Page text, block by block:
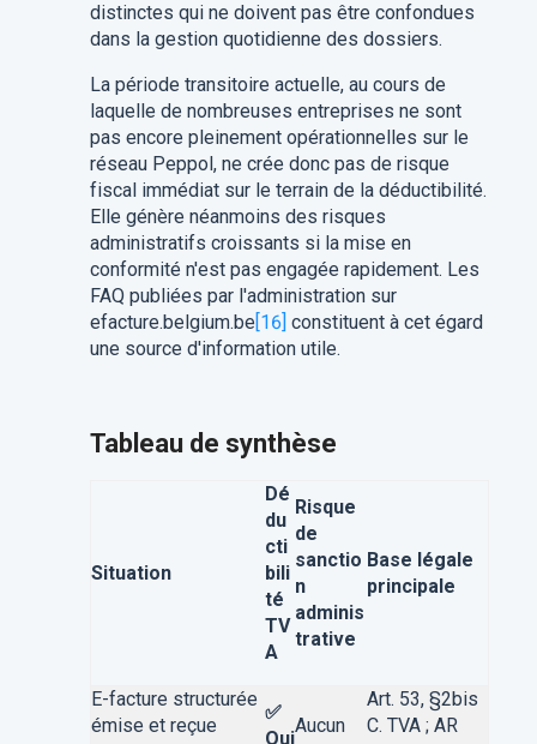
distinctes qui ne doivent pas être confondues
dans la gestion quotidienne des dossiers.
La période transitoire actuelle, au cours de
laquelle de nombreuses entreprises ne sont
pas encore pleinement opérationnelles sur le
réseau Peppol, ne crée donc pas de risque
fiscal immédiat sur le terrain de la déductibilité.
Elle génère néanmoins des risques
administratifs croissants si la mise en
conformité n'est pas engagée rapidement. Les
FAQ publiées par l'administration sur
efacture.belgium.be[16] constituent à cet égard
une source d'information utile.
Tableau de synthèse
Situation
Dé
du
cti
bili
té
TV
A
Risque
de
sanctio
n
adminis
trative
Base légale
principale
E-facture structurée
émise et reçue
✅
Oui
Aucun
Art. 53, §2bis
C. TVA ; AR